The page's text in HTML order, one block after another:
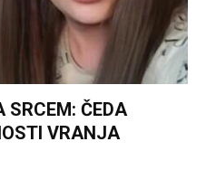
SRCEM: ČEDA
VRANJA